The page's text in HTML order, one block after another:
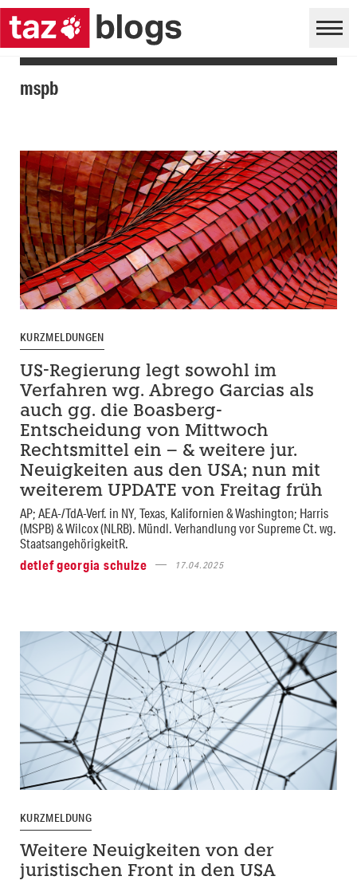
mspb
KURZMELDUNGEN
US-Regierung legt sowohl im
Verfahren wg. Abrego Garcias als
auch gg. die Boasberg-
Entscheidung von Mittwoch
Rechtsmittel ein – & weitere jur.
Neuigkeiten aus den USA; nun mit
weiterem UPDATE von Freitag früh
AP; AEA-/TdA-Verf. in NY, Texas, Kalifornien & Washington; Harris
(MSPB) & Wilcox (NLRB). Mündl. Verhandlung vor Supreme Ct. wg.
StaatsangehörigkeitR.
detlef georgia schulze
17.04.2025
KURZMELDUNG
Weitere Neuigkeiten von der
juristischen Front in den USA